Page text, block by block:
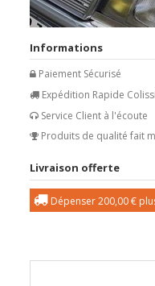
Informations
Paiement Sécurisé
Expédition Rapide
Service Client à l'écoute
Produits de qualité fait
Livraison offerte
Dépenser200,00 €